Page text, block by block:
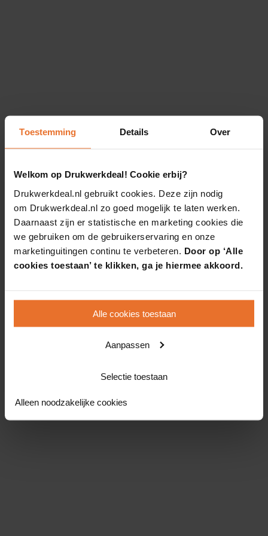
Toestemming Details Over
Welkom op Drukwerkdeal! Cookie erbij?
Drukwerkdeal.nl gebruikt cookies. Deze zijn nodig
om Drukwerkdeal.nl zo goed mogelijk te laten werken.
Daarnaast zijn er statistische en marketing cookies die
we gebruiken om de gebruikerservaring en onze
marketinguitingen continu te verbeteren. Door op ‘Alle
cookies toestaan’ te klikken, ga je hiermee akkoord.
Alle cookies toestaan
Aanpassen
Selectie toestaan
Alleen noodzakelijke cookies